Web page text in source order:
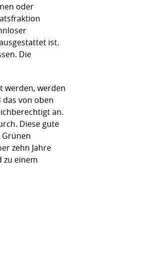
oder
ist.
Die
werden, werden
von oben
an.
Diese gute
zehn Jahre
zu einem